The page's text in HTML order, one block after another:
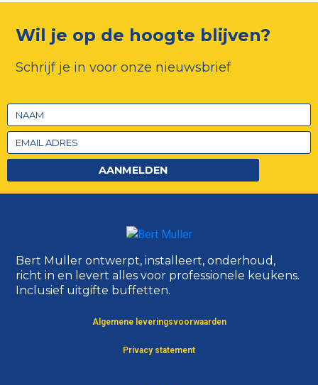
Wil je op de hoogte blijven?
Schrijf je in voor onze nieuwsbrief
AANMELDEN
Bert Muller ontwerpt, installeert, onderhoud,
richt in en levert alles voor professionele keukens.
Inclusief uitgifte buffetten.
Algemene leveringsvoorwaarden
Privacy statement